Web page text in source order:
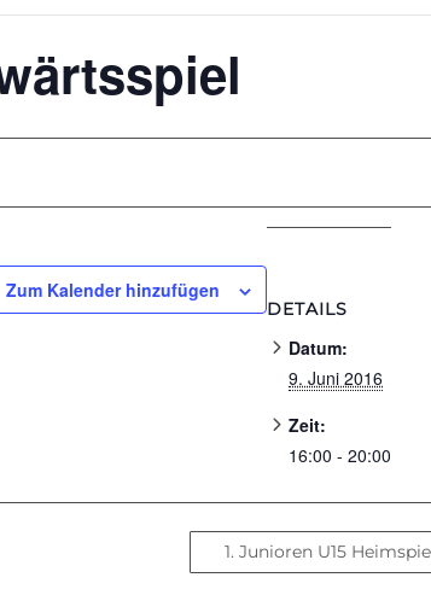
Zum Kalender hinzufügen
DETAILS
Datum:
9. Juni 2016
Zeit:
16:00 - 20:00
1. Junioren U15